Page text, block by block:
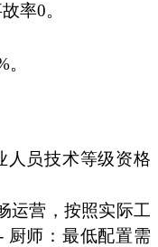
率0。
人员技术等级资格
运营，按照实际工
厨师：最低配置需